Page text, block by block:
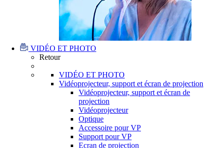
VIDÉO ET PHOTO
Retour
VIDÉO ET PHOTO
Vidéoprojecteur, support et écran de projection
Vidéoprojecteur, support et écran de
projection
Vidéoprojecteur
Optique
Accessoire pour VP
Support pour VP
Ecran de projection